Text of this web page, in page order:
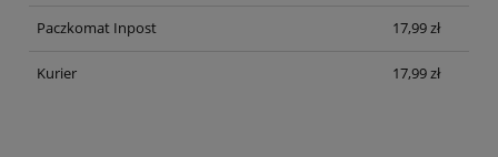
Paczkomat Inpost 17,99 zł
Kurier 17,99 zł